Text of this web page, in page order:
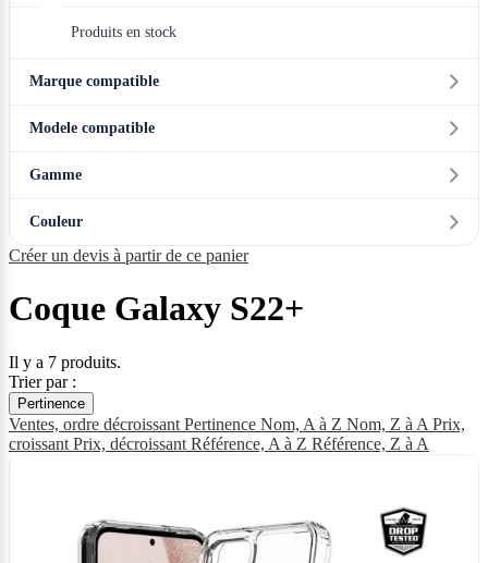
Produits en stock
Marque compatible
Modele compatible
Gamme
Couleur
Créer un devis à partir de ce panier
Coque Galaxy S22+
Il y a 7 produits.
Trier par :
Pertinence
Ventes, ordre décroissant Pertinence Nom, A à Z Nom, Z à A Prix,
croissant Prix, décroissant Référence, A à Z Référence, Z à A